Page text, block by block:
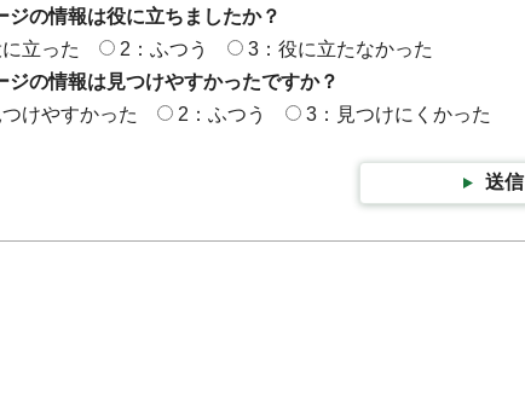
ジの情報は役に立ちましたか？
立った
2：ふつう
3：役に立たなかった
ジの情報は見つけやすかったですか？
けやすかった
2：ふつう 3：見つけにくかった
送信